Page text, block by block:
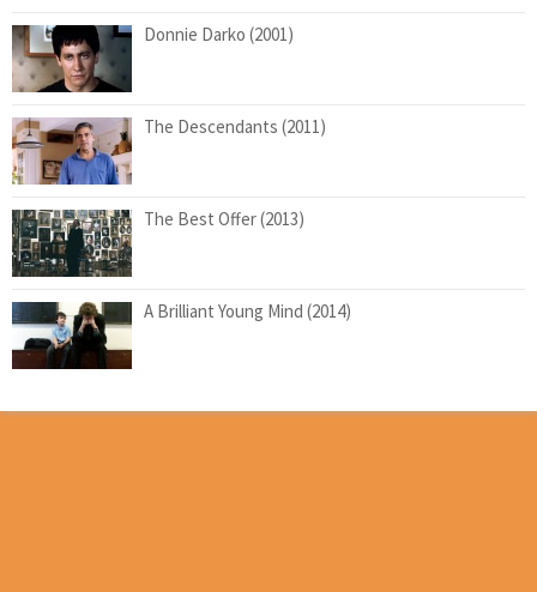
Donnie Darko (2001)
The Descendants (2011)
The Best Offer (2013)
A Brilliant Young Mind (2014)